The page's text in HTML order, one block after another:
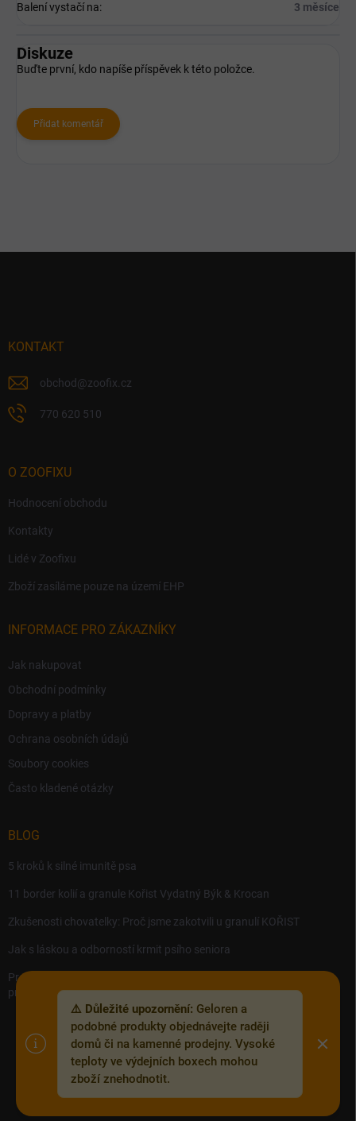
⚠️ Důležité upozornění: Geloren a
podobné produkty objednávejte raději
domů či na kamenné prodejny. Vysoké
teploty ve výdejních boxech mohou
zboží znehodnotit.
Balení vystačí na: 3 měsíce
Diskuze
Buďte první, kdo napíše příspěvek k této položce.
Přidat komentář
KONTAKT
obchod @zoofix.cz
770 620 510
O ZOOFIXU
Hodnocení obchodu
Kontakty
Lidé v Zoofixu
Zboží zasíláme pouze na území EHP
INFORMACE PRO ZÁKAZNÍKY
Jak nakupovat
Obchodní podmínky
Dopravy a platby
Ochrana osobních údajů
Soubory cookies
Často kladené otázky
BLOG
5 kroků k silné imunitě psa
11 border kolií a granule Kořist Vydatný Býk & Krocan
Zkušenosti chovatelky: Proč jsme zakotvili u granulí KOŘIST
Jak s láskou a odborností krmit psího seniora
Precision MICROBES – Koktejl tělu prospěšných živých bakterií,
probiotik a postbiotik.
Copyright 2026 Zoofix.cz. Všechna práva vyhrazena.
cookies